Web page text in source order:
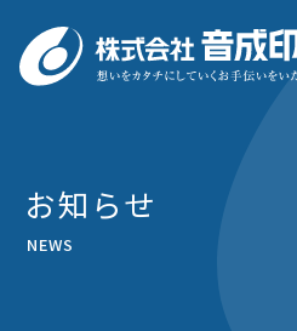
お知らせ
NEWS